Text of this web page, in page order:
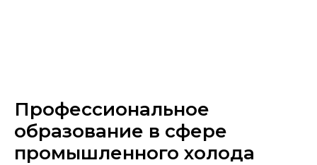
Профессиональное
образование в сфере
промышленного холода